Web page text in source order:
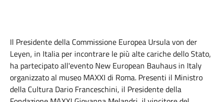
Il Presidente della Commissione Europea Ursulavon der
Leyen, in Italia per incontrare le più alte cariche dello Stato,
ha partecipato all'evento New European Bauhaus in Italy
organizzato al museo MAXXI di Roma. Presenti il Ministro
della Cultura Dario Franceschini, il Presidente della